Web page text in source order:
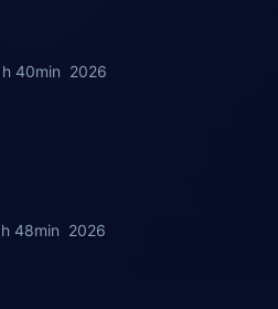
40min 2026
48min 2026